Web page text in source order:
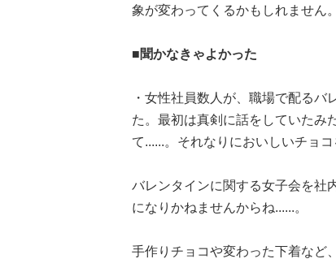
象が変わってくるかもしれません。
■聞かなきゃよかった
・女性社員数人が、職場で配る
た。最初は真剣に話をしていたみ
て......。それなりにおいしいチョ
バレンタインに関する女子会を社
になりかねませんからね......。
手作りチョコや変わった下着など